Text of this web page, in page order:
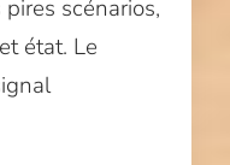
scénarios,
état. Le